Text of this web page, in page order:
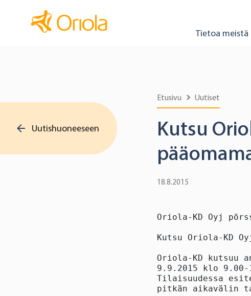
Tietoa meistä
Uutishuoneeseen
Etusivu Uutiset
Kutsu
18.8.2015
Oriola-KD Oyj
Kutsu Oriola-KD
Oriola-KD kutsuu
9.9.2015 klo
Tilaisuudessa
pitkän aikavälin